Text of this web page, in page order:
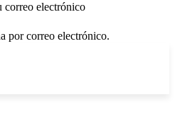
correo electrónico
por correo electrónico.